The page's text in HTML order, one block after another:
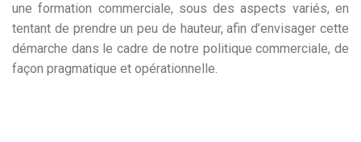
une formation commerciale, sous des aspects variés, en
tentant de prendre un peu de hauteur, afin d’envisager cette
démarche dans le cadre de notre politique commerciale, de
façon pragmatique et opérationnelle.